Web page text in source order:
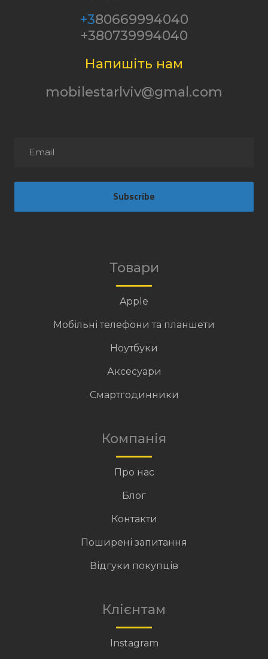
+380669994040
+380739994040
Напишіть нам
mobilestarlviv@gmal.com
Subscribe
Товари
Apple
Мобільні телефони та планшети
Ноутбуки
Аксесуари
Смартгодинники
Компанія
Про нас
Блог
Контакти
Поширені запитання
Відгуки покупців
Клієнтам
Instagram